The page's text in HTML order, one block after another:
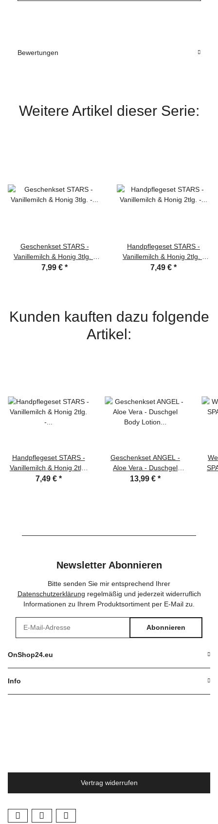
Bewertungen
Weitere Artikel dieser Serie:
Geschenkset STARS -
Vanillemilch & Honig 3tlg. -
Schaumbad Bodylotion
7,99 € *
Handpflegeset STARS -
Vanillemilch & Honig 2tlg. -
Flüssigseife + Hand- &
7,49 € *
Kunden kauften dazu folgende
Artikel:
Handpflegeset STARS -
Vanillemilch & Honig 2tlg.
- Flüssigseife + Hand- &
7,49 € *
Geschenkset ANGEL -
Aloe Vera - Duschgel
Body Lotion
13,99 € *
SPA -
Newsletter Abonnieren
Bitte senden Sie mir entsprechend Ihrer
Datenschutzerklärung regelmäßig und jederzeit widerruflich
Informationen zu Ihrem Produktsortiment per E-Mail zu.
Abonnieren
OnShop24.eu
Info
Vertrag widerrufen